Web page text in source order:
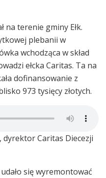
na terenie gminy Ełk.
plebanii w
wchodząca w skład
ełcka Caritas. Ta na
dofinansowanie z
973 tysięcy złotych.
dyrektor Caritas Diecezji
się wyremontować